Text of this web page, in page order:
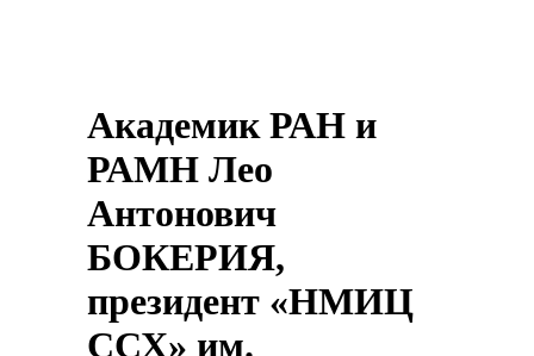
Академик РАН и
РАМН Лео
Антонович
БОКЕРИЯ,
президент «НМИЦ
ССХ» им.